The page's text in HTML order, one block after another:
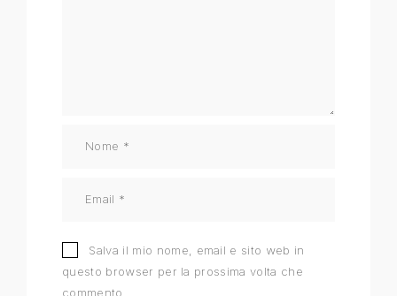
Salva il mio nome, email e sito web in
questo browser per la prossima volta che
commento.